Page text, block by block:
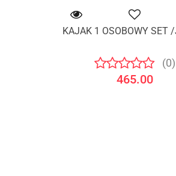
KAJAK 1 OSOBOWY SET
(0)
465.00